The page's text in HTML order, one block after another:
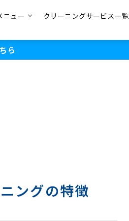
ニュー クリーニングサービス一覧
ら
ングの特徴